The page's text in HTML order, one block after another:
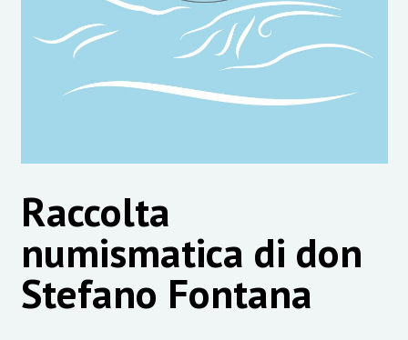
Raccolta
numismatica di don
Stefano Fontana